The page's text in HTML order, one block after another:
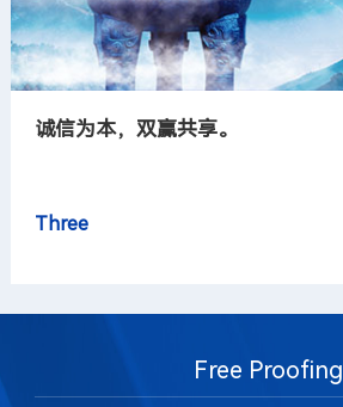
诚信为本，双赢共享。
Three
Free Proofing